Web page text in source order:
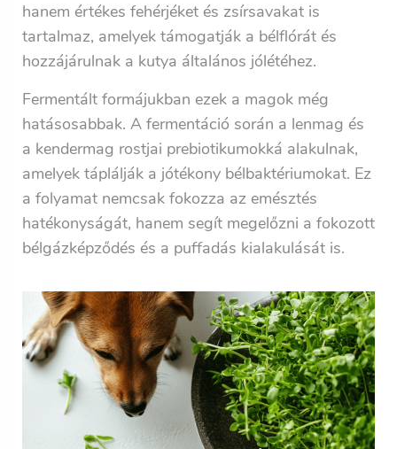
hanem értékes fehérjéket és zsírsavakat is
tartalmaz, amelyek támogatják a bélflórát és
hozzájárulnak a kutya általános jólétéhez.
Fermentált formájukban ezek a magok még
hatásosabbak. A fermentáció során a lenmag és
a kendermag rostjai prebiotikumokká alakulnak,
amelyek táplálják a jótékony bélbaktériumokat. Ez
a folyamat nemcsak fokozza az emésztés
hatékonyságát, hanem segít megelőzni a fokozott
bélgázképződés és a puffadás kialakulását is.